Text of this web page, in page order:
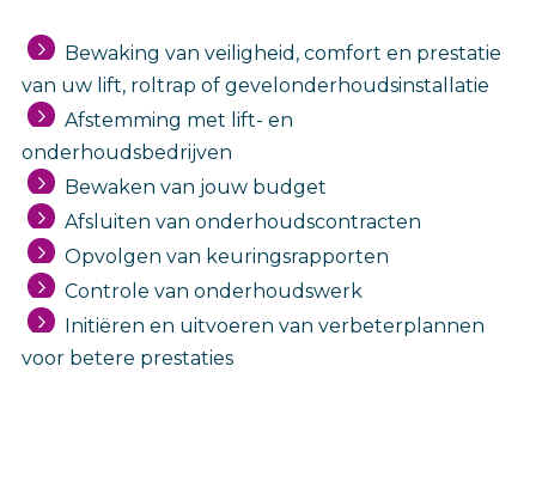
Bewaking van veiligheid, comfort en prestatie
van uw lift, roltrap of gevelonderhoudsinstallatie
Afstemming met lift- en
onderhoudsbedrijven
Bewaken van jouw budget
Afsluiten van onderhoudscontracten
Opvolgen van keuringsrapporten
Controle van onderhoudswerk
Initiëren en uitvoeren van verbeterplannen
voor betere prestaties